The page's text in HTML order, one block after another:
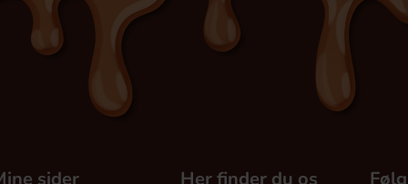
sider Her finder du os